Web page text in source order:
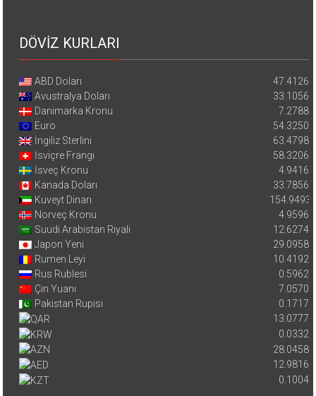
DÖVİZ KURLARI
ABD Doları
47.4126
Avustralya Doları
33.1056
Danimarka Kronu
7.2788
Euro
54.3250
İngiliz Sterlini
63.4798
İsviçre Frangı
58.3206
İsveç Kronu
4.9416
Kanada Doları
33.7856
Kuveyt Dinarı
154.9493
Norveç Kronu
4.9596
Suudi Arabistan Riyali
12.6274
Japon Yeni
29.0958
Rumen Leyi
10.4192
Rus Rublesi
0.5962
Çin Yuanı
7.0570
Pakistan Rupisi
0.1717
13.0777
0.0332
28.0458
12.9816
0.1004